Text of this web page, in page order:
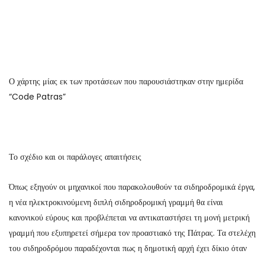
Ο χάρτης μίας εκ των προτάσεων που παρουσιάστηκαν στην ημερίδα
“Code Patras”
Το σχέδιο και οι παράλογες απαιτήσεις
Όπως εξηγούν οι μηχανικοί που παρακολουθούν τα σιδηροδρομικά έργα,
η νέα ηλεκτροκινούμενη διπλή σιδηροδρομική γραμμή θα είναι
κανονικού εύρους και προβλέπεται να αντικαταστήσει τη μονή μετρική
γραμμή που εξυπηρετεί σήμερα τον προαστιακό της Πάτρας. Τα στελέχη
του σιδηροδρόμου παραδέχονται πως η δημοτική αρχή έχει δίκιο όταν